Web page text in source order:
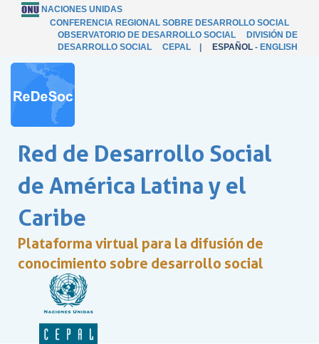
NACIONES UNIDAS
CONFERENCIA REGIONAL SOBRE DESARROLLO SOCIAL
OBSERVATORIO DE DESARROLLO SOCIAL
DIVISIÓN DE
DESARROLLO SOCIAL
CEPAL ESPAÑOL - ENGLISH
Red de Desarrollo Social
de América Latina y el
Caribe
Plataforma virtual para la difusión de
conocimiento sobre desarrollo social